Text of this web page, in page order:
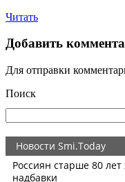
Читать
Добавить
Для отправки
Поиск